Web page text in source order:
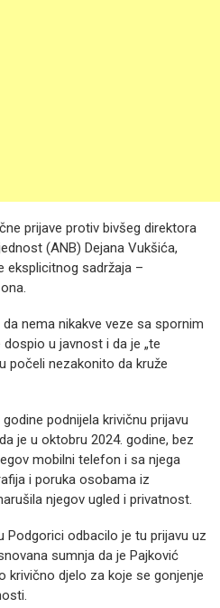
prijave protiv bivšeg direktora
(ANB) Dejana Vukšića,
eksplicitnog sadržaja –
nema nikakve veze sa spornim
u javnost i da je „te
počeli nezakonito da kruže
podnijela krivičnu prijavu
je u oktobru 2024. godine, bez
mobilni telefon i sa njega
i poruka osobama iz
njegov ugled i privatnost.
Podgorici odbacilo je tu prijavu uz
sumnja da je Pajković
krivično djelo za koje se gonjenje